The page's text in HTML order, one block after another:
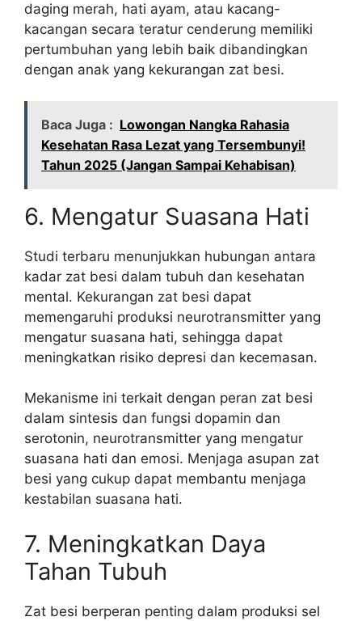
daging merah, hati ayam, atau kacang-
kacangan secara teratur cenderung memiliki
pertumbuhan yang lebih baik dibandingkan
dengan anak yang kekurangan zat besi.
Baca Juga : Lowongan Nangka Rahasia
Kesehatan Rasa Lezat yang Tersembunyi!
Tahun 2025 (Jangan Sampai Kehabisan)
6. Mengatur Suasana Hati
Studi terbaru menunjukkan hubungan antara
kadar zat besi dalam tubuh dan kesehatan
mental. Kekurangan zat besi dapat
memengaruhi produksi neurotransmitter yang
mengatur suasana hati, sehingga dapat
meningkatkan risiko depresi dan kecemasan.
Mekanisme ini terkait dengan peran zat besi
dalam sintesis dan fungsi dopamin dan
serotonin, neurotransmitter yang mengatur
suasana hati dan emosi. Menjaga asupan zat
besi yang cukup dapat membantu menjaga
kestabilan suasana hati.
7. Meningkatkan Daya
Tahan Tubuh
Zat besi berperan penting dalam produksi sel